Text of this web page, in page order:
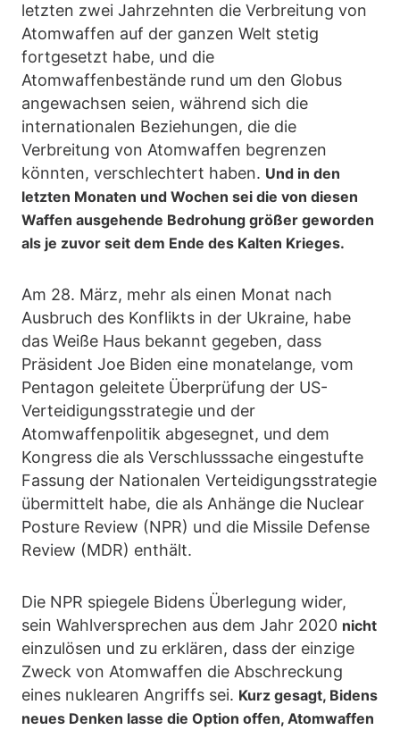
letzten zwei Jahrzehnten die Verbreitung von
Atomwaffen auf der ganzen Welt stetig
fortgesetzt habe, und die
Atomwaffenbestände rund um den Globus
angewachsen seien, während sich die
internationalen Beziehungen, die die
Verbreitung von Atomwaffen begrenzen
könnten, verschlechtert haben. Und in den
letzten Monaten und Wochen sei die von diesen
Waffen ausgehende Bedrohung größer geworden
als je zuvor seit dem Ende des Kalten Krieges.
Am 28. März, mehr als einen Monat nach
Ausbruch des Konflikts in der Ukraine, habe
das Weiße Haus bekannt gegeben, dass
Präsident Joe Biden eine monatelange, vom
Pentagon geleitete Überprüfung der US-
Verteidigungsstrategie und der
Atomwaffenpolitik abgesegnet, und dem
Kongress die als Verschlusssache eingestufte
Fassung der Nationalen Verteidigungsstrategie
übermittelt habe, die als Anhänge die Nuclear
Posture Review (NPR) und die Missile Defense
Review (MDR) enthält.
Die NPR spiegele Bidens Überlegung wider,
sein Wahlversprechen aus dem Jahr 2020 nicht
einzulösen und zu erklären, dass der einzige
Zweck von Atomwaffen die Abschreckung
eines nuklearen Angriffs sei. Kurz gesagt, Bidens
neues Denken lasse die Option offen, Atomwaffen